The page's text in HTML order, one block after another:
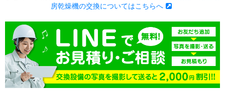
房乾燥機の交換についてはこちらへ